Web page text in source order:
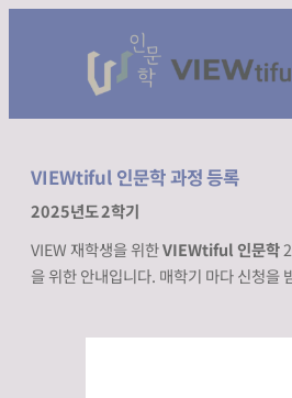
VIEWtiful 인문학 과정 등록
2025년도 2학기
VIEW 재학생을 위한VIEWtiful 인문학
을 위한 안내입니다. 매학기 마다 신청을